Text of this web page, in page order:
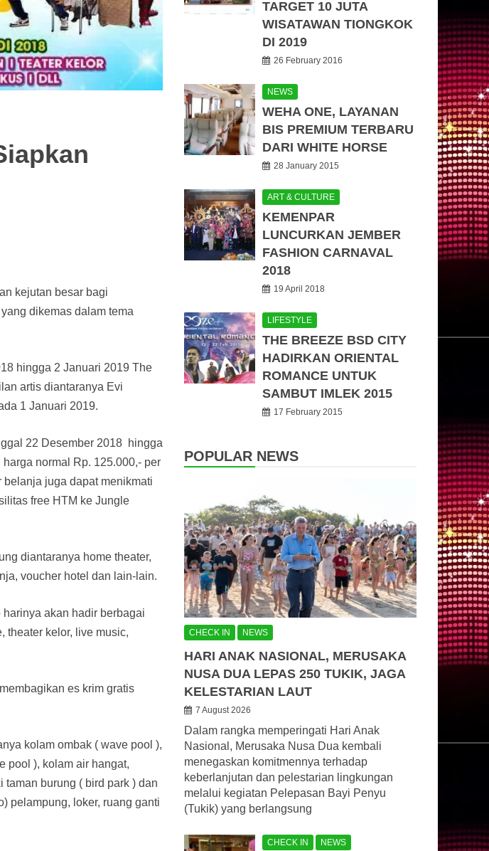
kejutan besar bagi
dikemas dalam tema
hingga 2 Januari 2019 The
artis diantaranya Evi
1 Januari 2019.
22 Desember 2018 hingga
normal Rp. 125.000,- per
juga dapat menikmati
free HTM ke Jungle
diantaranya home theater,
voucher hotel dan lain-lain.
akan hadir berbagai
theater kelor, live music,
es krim gratis
kolam ombak ( wave pool ),
pool ), kolam air hangat,
burung ( bird park ) dan
pelampung, loker, ruang ganti
TARGET 10 JUTA
WISATAWAN TIONGKOK
DI 2019
26 February 2016
NEWS
WEHA ONE, LAYANAN
BIS PREMIUM TERBARU
DARI WHITE HORSE
28 January 2015
ART & CULTURE
KEMENPAR
LUNCURKAN JEMBER
FASHION CARNAVAL
2018
19 April 2018
LIFESTYLE
THE BREEZE BSD CITY
HADIRKAN ORIENTAL
ROMANCE UNTUK
SAMBUT IMLEK 2015
17 February 2015
POPULAR NEWS
CHECK IN NEWS
HARI ANAK NASIONAL, MERUSAKA
NUSA DUA LEPAS 250 TUKIK, JAGA
KELESTARIAN LAUT
7 August 2026
Dalam rangka memperingati Hari Anak
Nasional, Merusaka Nusa Dua kembali
menegaskan komitmennya terhadap
keberlanjutan dan pelestarian lingkungan
melalui kegiatan Pelepasan Bayi Penyu
(Tukik) yang berlangsung
CHECK IN NEWS